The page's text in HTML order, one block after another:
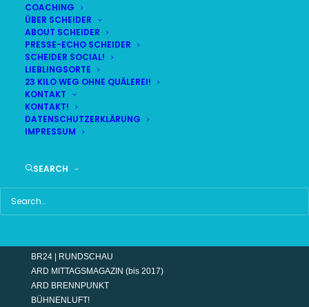
COACHING
ÜBER SCHEIDER
ABOUT SCHEIDER
PRESSE-ECHO SCHEIDER
SCHEIDER SOCIAL!
LIEBLINGSORTE
23 KILO WEG OHNE QUÄLEREI!
KONTAKT
KONTAKT!
DATENSCHUTZERKLÄRUNG
IMPRESSUM
SEARCH
DO
06
AUG
BR24 | 18.30 UHR
BR MÜNCHEN FREIMANN
HAUPTMENÜ
SCHEIDER STARTSEITE
UKRAINE WAR DAY-COUNTER
TERMINE
BR24 | RUNDSCHAU
ARD MITTAGSMAGAZIN (bis 2017)
ARD BRENNPUNKT
BÜHNENLUFT!